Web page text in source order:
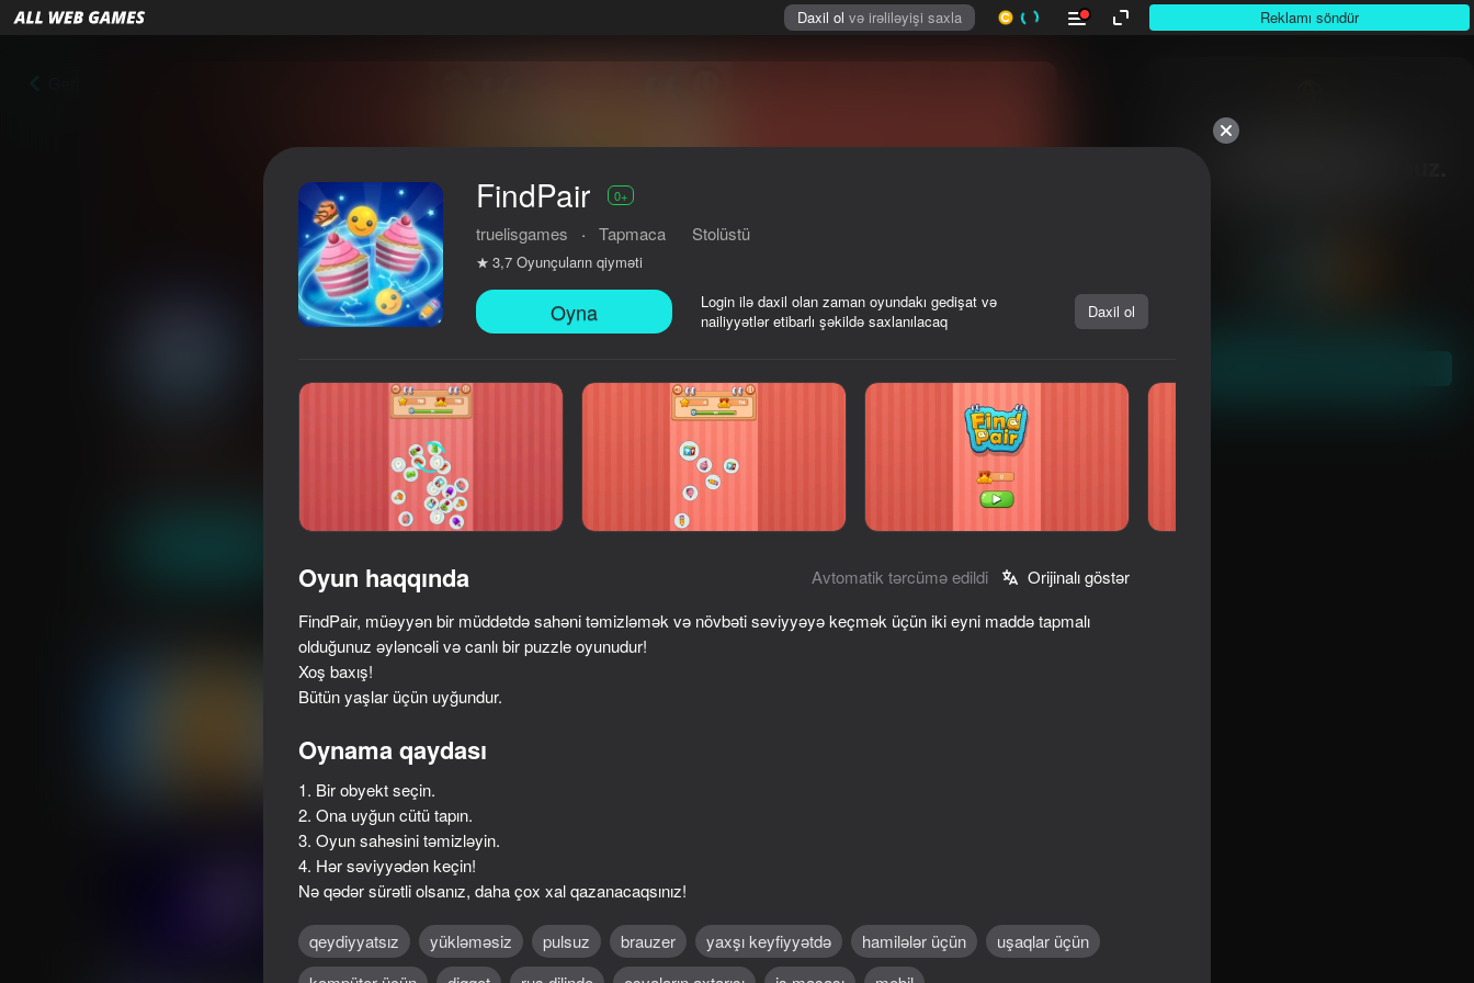
Daxil ol və irəliləyişi saxla Reklamı söndür
10,000-dən çox
truelisgames
74
Yarn Weaving: Duck Sort
36 74 68
FindPair 0+
truelisgames · Tapmaca Stolüstü
3,7 Oyunçuların qiyməti
Oyna
Login ilə daxil olan zaman oyundakı gedişat və
nailiyyətlər etibarlı şəkildə saxlanılacaq
Daxil ol
Oyun haqqında Avtomatik tərcümə edildi
Orijinalı göstər
FindPair, müəyyən bir müddətdə sahəni təmizləmək və növbəti səviyyəyə keçmək üçün iki eyni maddə tapmalı
olduğunuz əyləncəli və canlı bir puzzle oyunudur!
Xoş baxış!
Bütün yaşlar üçün uyğundur.
Oynama qaydası
1. Bir obyekt seçin.
2. Ona uyğun cütü tapın.
3. Oyun sahəsini təmizləyin.
4. Hər səviyyədən keçin!
Nə qədər sürətli olsanız, daha çox xal qazanacaqsınız!
qeydiyyatsız yükləməsiz pulsuz brauzer yaxşı keyfiyyətdə hamilələr üçün
uşaqlar üçün